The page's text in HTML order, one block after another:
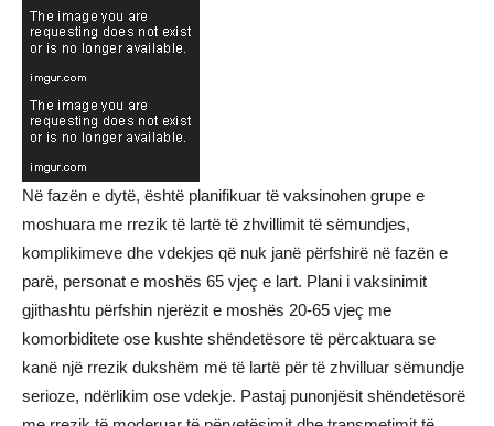
Në fazën e dytë, është planifikuar të vaksinohen grupe e
moshuara me rrezik të lartë të zhvillimit të sëmundjes,
komplikimeve dhe vdekjes që nuk janë përfshirë në fazën e
parë, personat e moshës 65 vjeç e lart. Plani i vaksinimit
gjithashtu përfshin njerëzit e moshës 20-65 vjeç me
komorbiditete ose kushte shëndetësore të përcaktuara se
kanë një rrezik dukshëm më të lartë për të zhvilluar sëmundje
serioze, ndërlikim ose vdekje. Pastaj punonjësit shëndetësorë